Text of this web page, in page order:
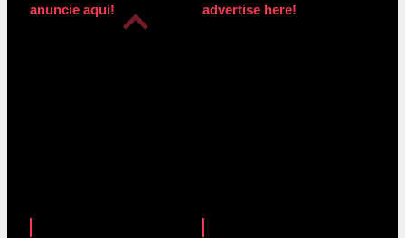
anuncie aqui! advertise here!